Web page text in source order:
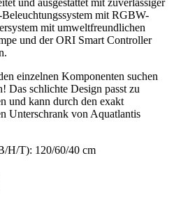
mit RGBW-
mit umweltfreundlichen
und der ORI Smart Controller
einzelnen Komponenten suchen
Das schlichte Design passt zu
und kann durch den exakt
Unterschrank von Aquatlantis
H/T): 120/60/40 cm